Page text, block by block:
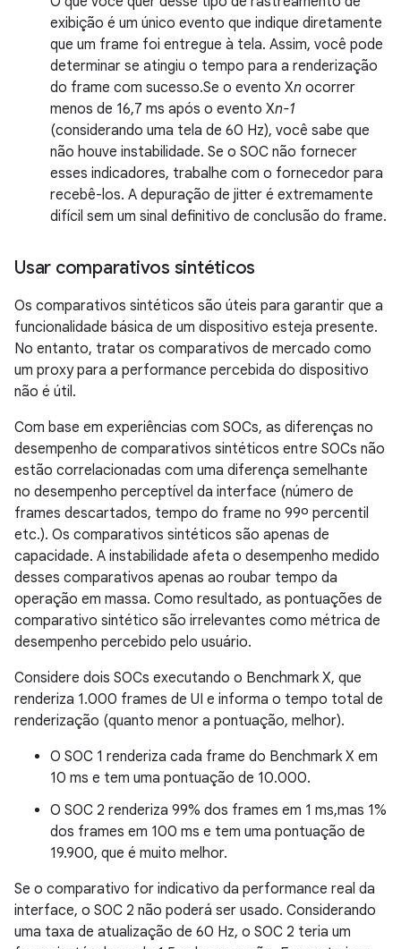
exibição é um único evento que indique diretamente
que um frame foi entregue à tela. Assim, você pode
determinar se atingiu o tempo para a renderização
do frame com sucesso.Se o evento Xn ocorrer
menos de 16,7 ms após o evento Xn-1
(considerando uma tela de 60 Hz), você sabe que
não houve instabilidade. Se o SOC não fornecer
esses indicadores, trabalhe com o fornecedor para
recebê-los. A depuração de jitter é extremamente
difícil sem um sinal definitivo de conclusão do frame.
Usar comparativos sintéticos
Os comparativos sintéticos são úteis para garantir que a
funcionalidade básica de um dispositivo esteja presente.
No entanto, tratar os comparativos de mercado como
um proxy para a performance percebida do dispositivo
não é útil.
Com base em experiências com SOCs, as diferenças no
desempenho de comparativos sintéticos entre SOCs não
estão correlacionadas com uma diferença semelhante
no desempenho perceptível da interface (número de
frames descartados, tempo do frame no 99º percentil
etc.). Os comparativos sintéticos são apenas de
capacidade. A instabilidade afeta o desempenho medido
desses comparativos apenas ao roubar tempo da
operação em massa. Como resultado, as pontuações de
comparativo sintético são irrelevantes como métrica de
desempenho percebido pelo usuário.
Considere dois SOCs executando o Benchmark X, que
renderiza 1.000 frames de UI e informa o tempo total de
renderização (quanto menor a pontuação, melhor).
O SOC 1 renderiza cada frame do Benchmark X em
10 ms e tem uma pontuação de 10.000.
O SOC 2 renderiza 99% dos frames em 1 ms,mas 1%
dos frames em 100 ms e tem uma pontuação de
19.900, que é muito melhor.
Se o comparativo for indicativo da performance real da
interface, o SOC 2 não poderá ser usado. Considerando
uma taxa de atualização de 60 Hz, o SOC 2 teria um